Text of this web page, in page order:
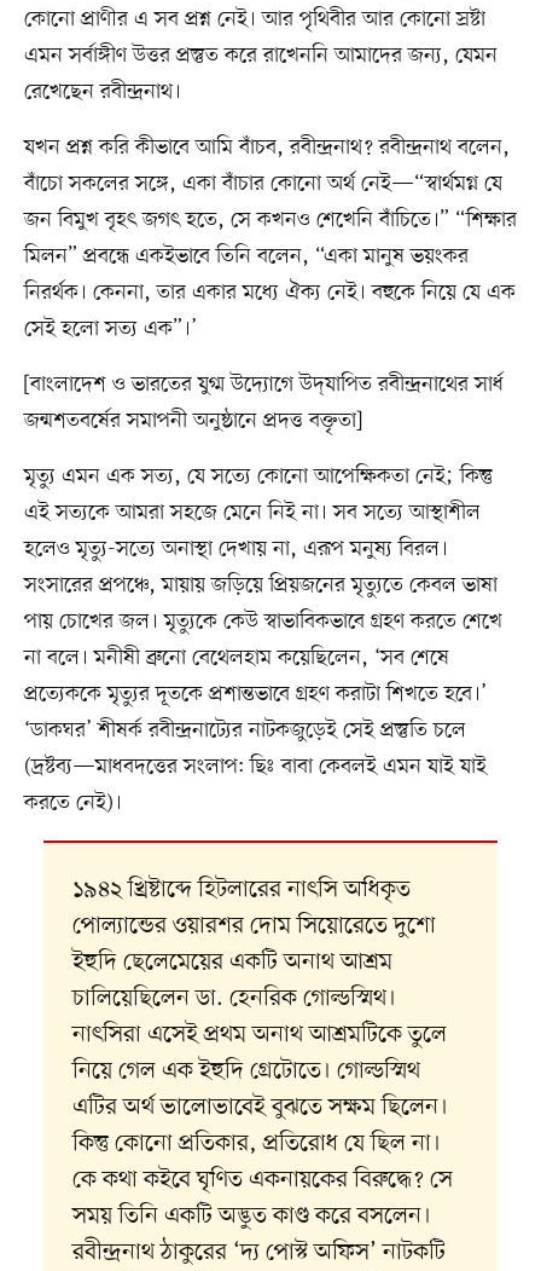
কোনো প্রাণীর এ সব প্রশ্ন নেই। আর পৃথিবীর আর কোনো স্রষ্টা
এমন সর্বাঙ্গীণ উত্তর প্রস্তুত করে রাখেননি আমাদের জন্য, যেমন
রেখেছেন রবীন্দ্রনাথ।
যখন প্রশ্ন করি কীভাবে আমি বাঁচব, রবীন্দ্রনাথ? রবীন্দ্রনাথ বলেন,
বাঁচো সকলের সঙ্গে, একা বাঁচার কোনো অর্থ নেই—“স্বার্থমগ্ন যে
জন বিমুখ বৃহৎ জগৎ হতে, সে কখনও শেখেনি বাঁচিতে।” “শিক্ষার
মিলন” প্রবন্ধে একইভাবে তিনি বলেন, “একা মানুষ ভয়ংকর
নিরর্থক। কেননা, তার একার মধ্যে ঐক্য নেই। বহুকে নিয়ে যে এক
সেই হলো সত্য এক”।’
[বাংলাদেশ ও ভারতের যুগ্ম উদ্যোগে উদ্‌যাপিত রবীন্দ্রনাথের সার্ধ
জন্মশতবর্ষের সমাপনী অনুষ্ঠানে প্রদত্ত বক্তৃতা]
মৃত্যু এমন এক সত্য, যে সত্যে কোনো আপেক্ষিকতা নেই; কিন্তু
এই সত্যকে আমরা সহজে মেনে নিই না। সব সত্যে আস্থাশীল
হলেও মৃত্যু-সত্যে অনাস্থা দেখায় না, এরূপ মনুষ্য বিরল।
সংসারের প্রপঞ্চে, মায়ায় জড়িয়ে প্রিয়জনের মৃত্যুতে কেবল ভাষা
পায় চোখের জল। মৃত্যুকে কেউ স্বাভাবিকভাবে গ্রহণ করতে শেখে
না বলে। মনীষী ব্রুনো বেথেলহাম কয়েছিলেন, ‘সব শেষে
প্রত্যেককে মৃত্যুর দূতকে প্রশান্তভাবে গ্রহণ করাটা শিখতে হবে।’
‘ডাকঘর’ শীষর্ক রবীন্দ্রনাট্যের নাটকজুড়েই সেই প্রস্তুতি চলে
(দ্রষ্টব্য—মাধবদত্তের সংলাপ: ছিঃ বাবা কেবলই এমন যাই যাই
করতে নেই)।
১৯৪২ খ্রিষ্টাব্দে হিটলারের নাৎসি অধিকৃত
পোল্যান্ডের ওয়ারশর দোম সিয়োরেতে দুশো
ইহুদি ছেলেমেয়ের একটি অনাথ আশ্রম
চালিয়েছিলেন ডা. হেনরিক গোল্ডস্মিথ।
নাৎসিরা এসেই প্রথম অনাথ আশ্রমটিকে তুলে
নিয়ে গেল এক ইহুদি গ্রেটোতে। গোল্ডস্মিথ
এটির অর্থ ভালোভাবেই বুঝতে সক্ষম ছিলেন।
কিন্তু কোনো প্রতিকার, প্রতিরোধ যে ছিল না।
কে কথা কইবে ঘৃণিত একনায়কের বিরুদ্ধে? সে
সময় তিনি একটি অদ্ভুত কাণ্ড করে বসলেন।
রবীন্দ্রনাথ ঠাকুরের ‘দ্য পোস্ট অফিস’ নাটকটি